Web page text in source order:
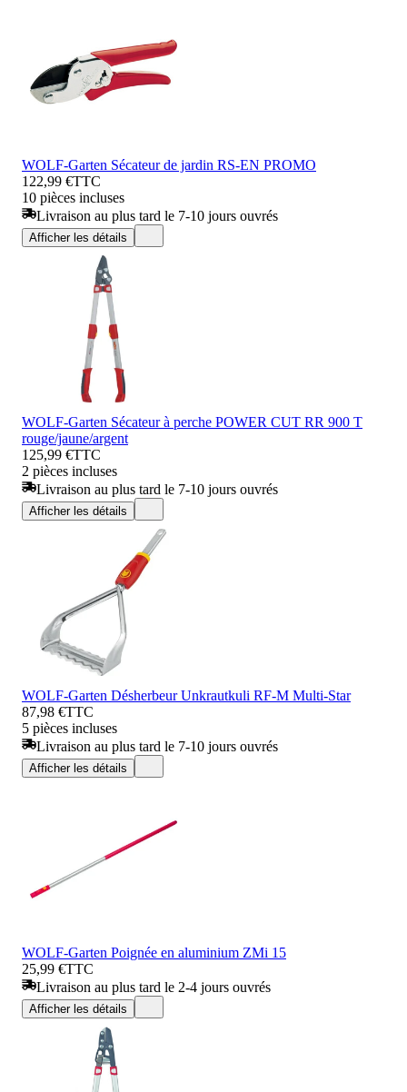
WOLF-Garten Sécateur de jardin RS-EN PROMO
122,99 €TTC
10 pièces incluses
Livraison au plus tard le 7-10 jours ouvrés
Afficher les détails
WOLF-Garten Sécateur à perche POWER CUT RR 900 T
rouge/jaune/argent
125,99 €TTC
2 pièces incluses
Livraison au plus tard le 7-10 jours ouvrés
Afficher les détails
WOLF-Garten Désherbeur Unkrautkuli RF-M Multi-Star
87,98 €TTC
5 pièces incluses
Livraison au plus tard le 7-10 jours ouvrés
Afficher les détails
WOLF-Garten Poignée en aluminium ZMi 15
25,99 €TTC
Livraison au plus tard le 2-4 jours ouvrés
Afficher les détails